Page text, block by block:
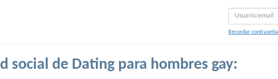
Recordar contraseña
social de Dating para hombres gay: